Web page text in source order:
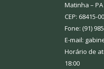
Matinha – PA
CEP: 68415-
Fone: (91)
E-mail:
Horário de
18:00